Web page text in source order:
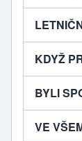
KDYŽ
BYLI
VE